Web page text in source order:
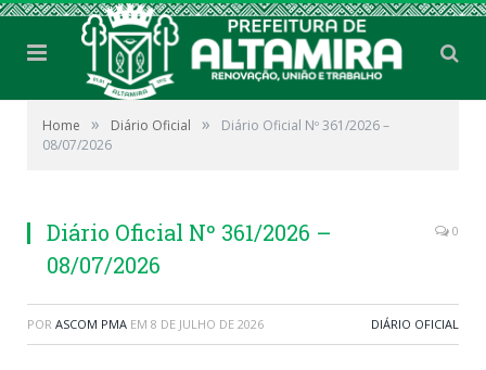
Home » Diário Oficial »
Diário Oficial Nº 361/2026 –
08/07/2026
Diário Oficial Nº 361/2026 –
08/07/2026
0
POR ASCOM PMA EM 8 DE JULHO DE 2026 DIÁRIO OFICIAL